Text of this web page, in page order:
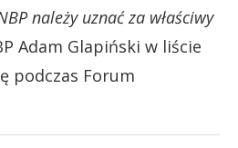
należy uznać za właściwy
Adam Glapiński w liście
podczas Forum